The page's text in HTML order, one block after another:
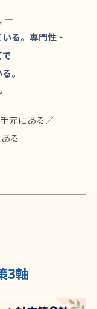
—
る。専門性・
。
元にある／
る
3軸